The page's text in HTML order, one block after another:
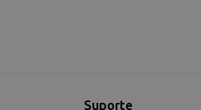
Suporte